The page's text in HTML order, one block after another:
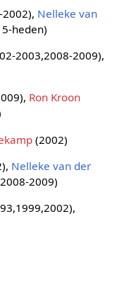
Nelleke van
heden)
2003,2008-2009),
Ron Kroon
(2002)
Nelleke van der
2009)